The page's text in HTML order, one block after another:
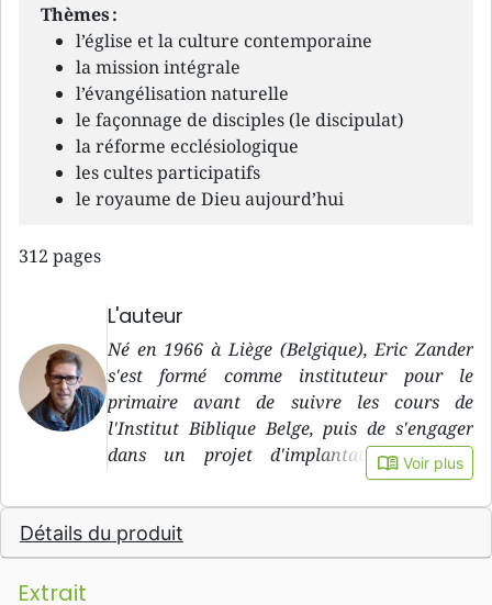
Thèmes :
l’église et la culture contemporaine
la mission intégrale
l’évangélisation naturelle
le façonnage de disciples (le discipulat)
la réforme ecclésiologique
les cultes participatifs
le royaume de Dieu aujourd’hui
312 pages
L'auteur
Né en 1966 à Liège (Belgique), Eric Zander
s'est formé comme instituteur pour le
primaire avant de suivre les cours de
l'Institut Biblique Belge, puis de s'engager
dans un projet d'implantation d'église.
Appelé à la direction des ministères
francophones de la Mission Evangélique
Belge et une sérieuse crise identitaire, il a
quitté toutes ses responsabilités pour
book_open Voir plus
Détails du produit
Extrait